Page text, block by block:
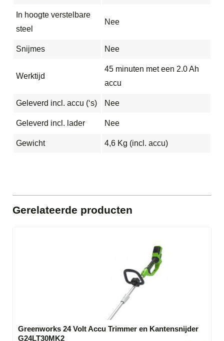
In hoogte verstelbare
steel
Nee
Snijmes Nee
Werktijd
45 minuten met een 2.0 Ah
accu
Geleverd incl. accu (‘s) Nee
Geleverd incl. lader Nee
Gewicht 4,6 Kg (incl. accu)
Gerelateerde producten
Greenworks 24 Volt Accu Trimmer en Kantensnijder
G24LT30MK2